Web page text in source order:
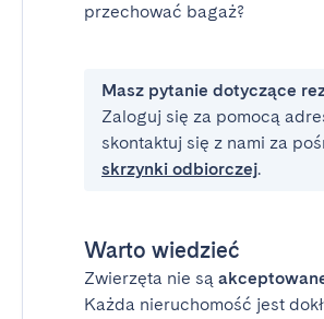
przechować bagaż?
Masz pytanie dotyczące
Zaloguj się za pomocą
skontaktuj się z nami za
skrzynki odbiorczej.
Warto wiedzieć
Zwierzęta nie są
Każda nieruchomość jest